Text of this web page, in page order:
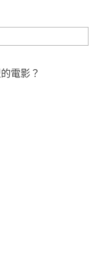
電影？